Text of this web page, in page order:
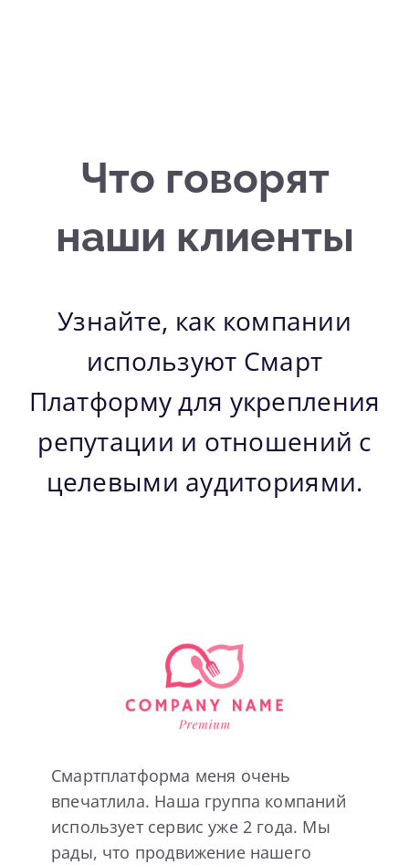
Что говорят
наши клиенты
Узнайте, как компании
используют Смарт
Платформу для укрепления
репутации и отношений с
целевыми аудиториями.
Смартплатформа меня очень
впечатлила. Наша группа компаний
использует сервис уже 2 года. Мы
рады, что продвижение нашего